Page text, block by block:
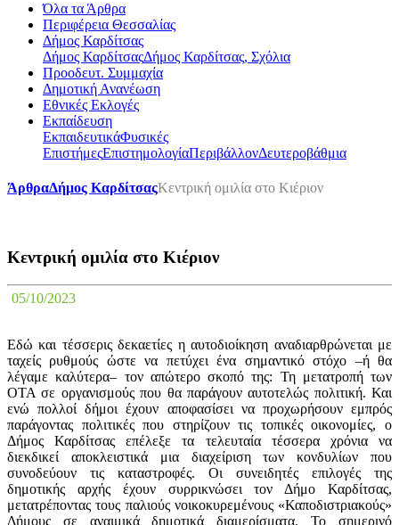
Όλα τα Άρθρα
Περιφέρεια Θεσσαλίας
Δήμος Καρδίτσας
Δήμος ΚαρδίτσαςΔήμος Καρδίτσας, Σχόλια
Προοδευτ. Συμμαχία
Δημοτική Ανανέωση
Εθνικές Εκλογές
Εκπαίδευση
ΕκπαιδευτικάΦυσικές
ΕπιστήμεςΕπιστημολογίαΠεριβάλλονΔευτεροβάθμια
ΆρθραΔήμος ΚαρδίτσαςΚεντρική ομιλία στο Κιέριον
Κεντρική ομιλία στο Κιέριον
05/10/2023
Εδώ και τέσσερις δεκαετίες η αυτοδιοίκηση αναδιαρθρώνεται με
ταχείς ρυθμούς ώστε να πετύχει ένα σημαντικό στόχο –ή θα
λέγαμε καλύτερα– τον απώτερο σκοπό της: Τη μετατροπή των
ΟΤΑ σε οργανισμούς που θα παράγουν αυτοτελώς πολιτική. Και
ενώ πολλοί δήμοι έχουν αποφασίσει να προχωρήσουν εμπρός
παράγοντας πολιτικές που στηρίζουν τις τοπικές οικονομίες, ο
Δήμος Καρδίτσας επέλεξε τα τελευταία τέσσερα χρόνια να
διεκδικεί αποκλειστικά μια διαχείριση των κονδυλίων που
συνοδεύουν τις καταστροφές. Οι συνειδητές επιλογές της
δημοτικής αρχής έχουν συρρικνώσει τον Δήμο Καρδίτσας,
μετατρέποντας τους παλιούς νοικοκυρεμένους «Καποδιστριακούς»
Δήμους σε αναιμικά δημοτικά διαμερίσματα. Το σημερινό